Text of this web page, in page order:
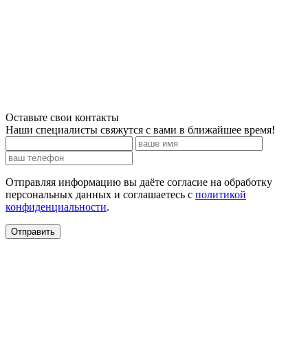
Оставьте свои контакты
Наши специалисты свяжутся с вами в ближайшее время!
Отправляя информацию вы даёте согласие на обработку
персональных данных и соглашаетесь c политикой
конфиденциальности.